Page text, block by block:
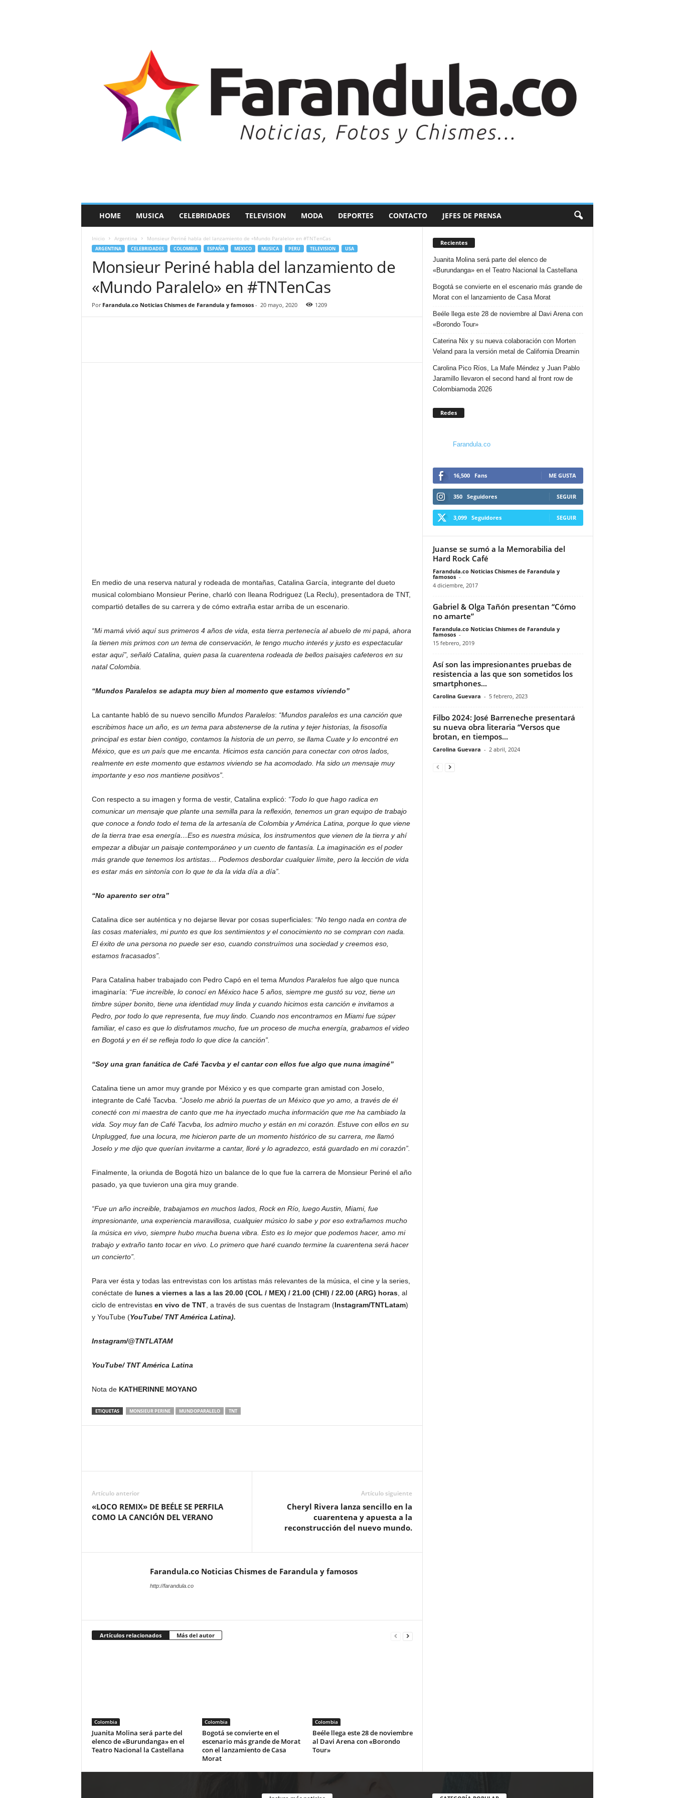
a
HOME MUSICA CELEBRIDADES TELEVISION MODA DEPORTES CONTACTO JEFES DE PRENSA
Inicio Argentina Monsieur Periné habla del lanzamiento de «Mundo Paralelo» en #TNTenCas
ARGENTINA CELEBRIDADES COLOMBIA ESPAÑA MEXICO MUSICA PERU TELEVISION USA
Monsieur Periné habla del lanzamiento de
«Mundo Paralelo» en #TNTenCas
Por Farandula.co Noticias Chismes de Farandula y famosos- 20 mayo, 2020 1209
En medio de una reserva natural y rodeada de montañas, Catalina García, integrante del dueto
musical colombiano Monsieur Perine, charló con Ileana Rodriguez (La Reclu), presentadora de TNT,
compartió detalles de su carrera y de cómo extraña estar arriba de un escenario.
“Mi mamá vivió aquí sus primeros 4 años de vida, esta tierra pertenecía al abuelo de mi papá, ahora
la tienen mis primos con un tema de conservación, le tengo mucho interés y justo es espectacular
estar aquí”, señaló Catalina, quien pasa la cuarentena rodeada de bellos paisajes cafeteros en su
natal Colombia.
“Mundos Paralelos se adapta muy bien al momento que estamos viviendo”
La cantante habló de su nuevo sencillo Mundos Paralelos: “Mundos paralelos es una canción que
escribimos hace un año, es un tema para abstenerse de la rutina y tejer historias, la fisosofía
principal es estar bien contigo, contamos la historia de un perro, se llama Cuate y lo encontré en
México, que es un país que me encanta. Hicimos esta canción para conectar con otros lados,
realmente en este momento que estamos viviendo se ha acomodado. Ha sido un mensaje muy
importante y eso nos mantiene positivos”.
Con respecto a su imagen y forma de vestir, Catalina explicó: “Todo lo que hago radica en
comunicar un mensaje que plante una semilla para la reflexión, tenemos un gran equipo de trabajo
que conoce a fondo todo el tema de la artesanía de Colombia y América Latina, porque lo que viene
de la tierra trae esa energía…Eso es nuestra música, los instrumentos que vienen de la tierra y ahí
empezar a dibujar un paisaje contemporáneo y un cuento de fantasía. La imaginación es el poder
más grande que tenemos los artistas… Podemos desbordar cualquier límite, pero la lección de vida
es estar más en sintonía con lo que te da la vida día a día”.
“No aparento ser otra”
Catalina dice ser auténtica y no dejarse llevar por cosas superficiales: “No tengo nada en contra de
las cosas materiales, mi punto es que los sentimientos y el conocimiento no se compran con nada.
El éxito de una persona no puede ser eso, cuando construímos una sociedad y creemos eso,
estamos fracasados”.
Para Catalina haber trabajado con Pedro Capó en el tema Mundos Paralelosfue algo que nunca
imaginaría: “Fue increíble, lo conocí en México hace 5 años, siempre me gustó su voz, tiene un
timbre súper bonito, tiene una identidad muy linda y cuando hicimos esta canción e invitamos a
Pedro, por todo lo que representa, fue muy lindo. Cuando nos encontramos en Miami fue súper
familiar, el caso es que lo disfrutamos mucho, fue un proceso de mucha energía, grabamos el video
en Bogotá y en él se refleja todo lo que dice la canción”.
“Soy una gran fanática de Café Tacvba y el cantar con ellos fue algo que nuna imaginé”
Catalina tiene un amor muy grande por México y es que comparte gran amistad con Joselo,
integrante de Café Tacvba. “Joselo me abrió la puertas de un México que yo amo, a través de él
conecté con mi maestra de canto que me ha inyectado mucha información que me ha cambiado la
vida. Soy muy fan de Café Tacvba, los admiro mucho y están en mi corazón. Estuve con ellos en su
Unplugged, fue una locura, me hicieron parte de un momento histórico de su carrera, me llamó
Joselo y me dijo que querían invitarme a cantar, lloré y lo agradezco, está guardado en mi corazón”.
Finalmente, la oriunda de Bogotá hizo un balance de lo que fue la carrera de Monsieur Periné el año
pasado, ya que tuvieron una gira muy grande.
“Fue un año increible, trabajamos en muchos lados, Rock en Río, luego Austin, Miami, fue
impresionante, una experiencia maravillosa, cualquier músico lo sabe y por eso extrañamos mucho
la música en vivo, siempre hubo mucha buena vibra. Esto es lo mejor que podemos hacer, amo mi
trabajo y extraño tanto tocar en vivo. Lo primero que haré cuando termine la cuarentena será hacer
un concierto”.
Para ver ésta y todas las entrevistas con los artistas más relevantes de la música, el cine y la series,
conéctate de lunes a viernes a las a las 20.00 (COL / MEX) / 21.00 (CHI) / 22.00 (ARG) horas, al
ciclo de entrevistas en vivo de TNT, a través de sus cuentas de Instagram (Instagram/TNTLatam)
y YouTube (YouTube/ TNT América Latina).
Instagram/@TNTLATAM
YouTube/ TNT América Latina
Nota de KATHERINNE MOYANO
ETIQUETAS MONSIEUR PERINE MUNDOPARALELO TNT
Artículo anterior
«LOCO REMIX» DE BEÉLE SE PERFILA
COMO LA CANCIÓN DEL VERANO
Artículo siguiente
Cheryl Rivera lanza sencillo en la
cuarentena y apuesta a la
reconstrucción del nuevo mundo.
Farandula.co Noticias Chismes de Farandula y famosos
http://farandula.co
Artículos relacionados Más del autor
Colombia
Juanita Molina será parte del
elenco de «Burundanga» en el
Teatro Nacional la Castellana
Colombia
Bogotá se convierte en el
escenario más grande de Morat
con el lanzamiento de Casa
Morat
Colombia
Beéle llega este 28 de noviembre
al Davi Arena con «Borondo
Tour»
Recientes
Juanita Molina será parte del elenco de
«Burundanga» en el Teatro Nacional la Castellana
Bogotá se convierte en el escenario más grande de
Morat con el lanzamiento de Casa Morat
Beéle llega este 28 de noviembre al Davi Arena con
«Borondo Tour»
Caterina Nix y su nueva colaboración con Morten
Veland para la versión metal de California Dreamin
Carolina Pico Ríos, La Mafe Méndez y Juan Pablo
Jaramillo llevaron el second hand al front row de
Colombiamoda 2026
Redes
Farandula.co
16,500 Fans ME GUSTA
350 Seguidores SEGUIR
3,099 Seguidores SEGUIR
Juanse se sumó a la Memorabilia del
Hard Rock Café
Farandula.co Noticias Chismes de Farandula y
famosos -
4 diciembre, 2017
Gabriel & Olga Tañón presentan “Cómo
no amarte”
Farandula.co Noticias Chismes de Farandula y
famosos -
15 febrero, 2019
Así son las impresionantes pruebas de
resistencia a las que son sometidos los
smartphones...
Carolina Guevara - 5 febrero, 2023
Filbo 2024: José Barreneche presentará
su nueva obra literaria “Versos que
brotan, en tiempos...
Carolina Guevara - 2 abril, 2024